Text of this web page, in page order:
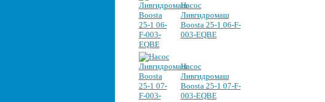
Насос
Ливгидромаш
Boosta 25-1 06-F-
003-EQBE
Насос
Ливгидромаш
Boosta 25-1 07-F-
003-EQBE